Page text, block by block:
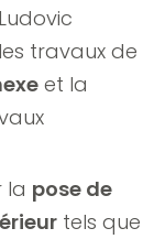
travaux de
et la
la pose de
tels que